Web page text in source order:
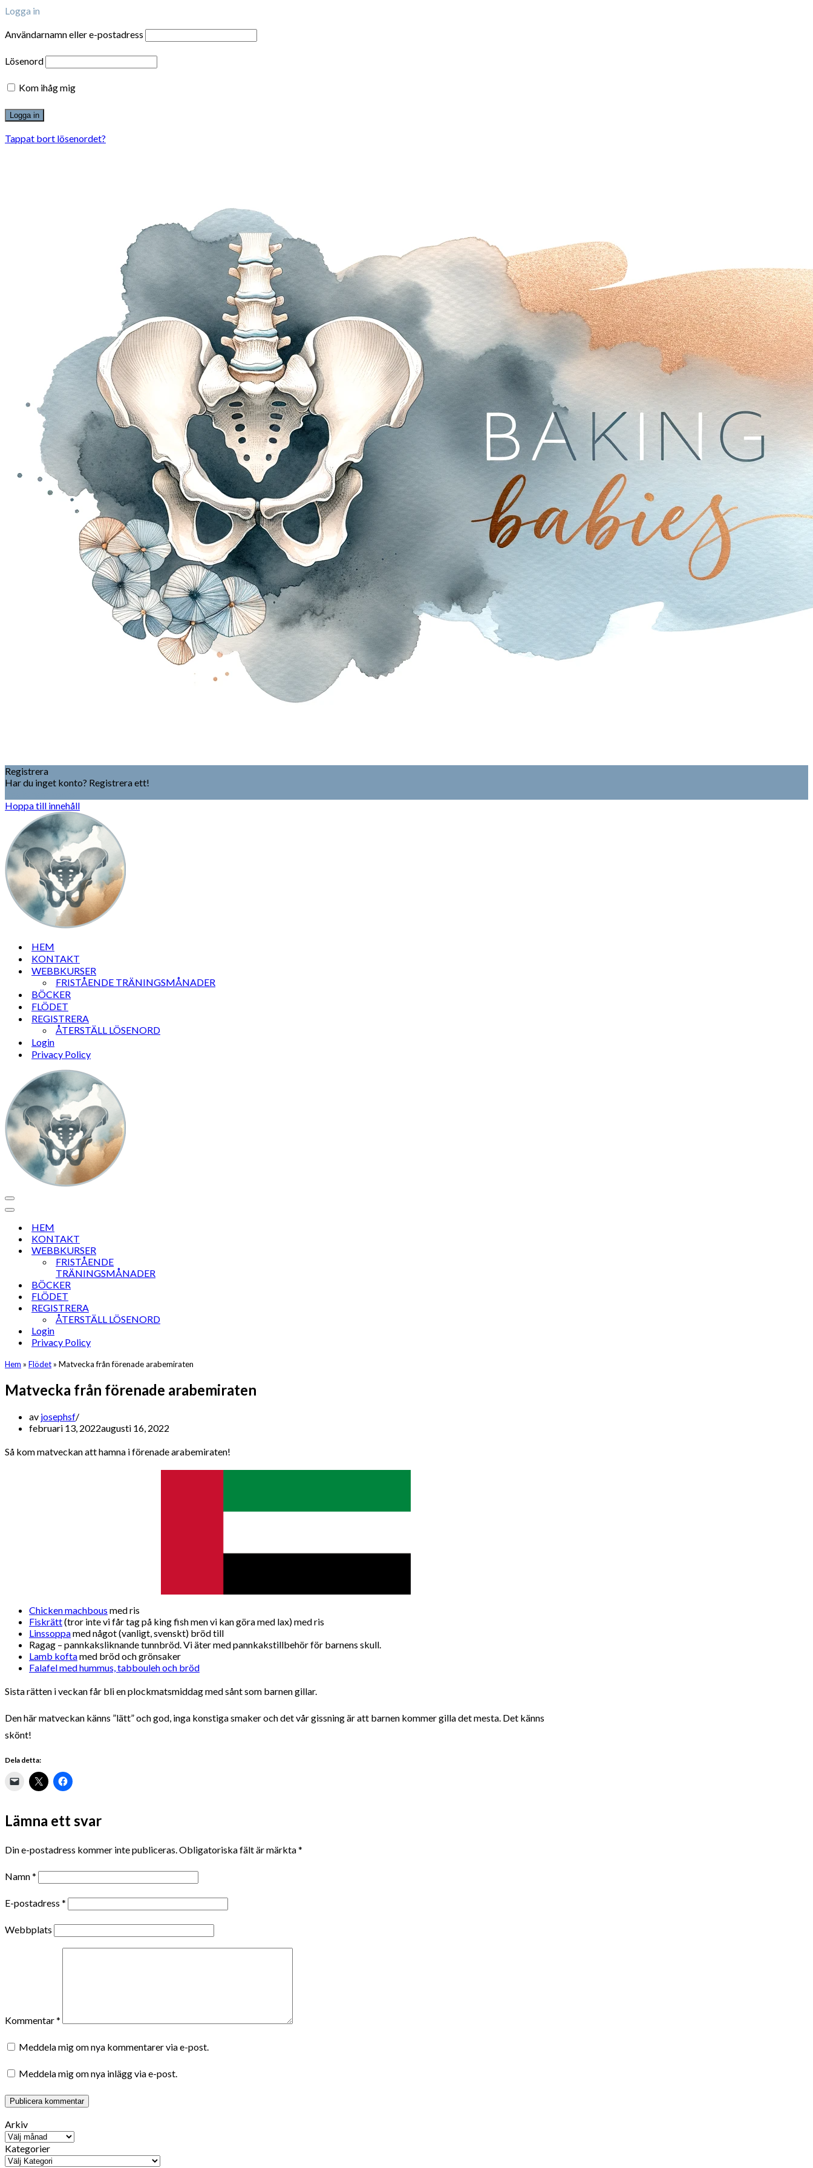
Logga in
Användarnamn eller e-postadress
Lösenord
Kom ihåg mig
Tappat bort lösenordet?
Registrera
Har du inget konto? Registrera ett!
Hoppa till innehåll
HEM
KONTAKT
WEBBKURSER
FRISTÅENDE TRÄNINGSMÅNADER
BÖCKER
FLÖDET
REGISTRERA
ÅTERSTÄLL LÖSENORD
Login
Privacy Policy
Navigeringsmeny
Navigeringsmeny
HEM
KONTAKT
WEBBKURSER
FRISTÅENDE
TRÄNINGSMÅNADER
BÖCKER
FLÖDET
REGISTRERA
ÅTERSTÄLL LÖSENORD
Login
Privacy Policy
Hem » Flödet» Matvecka från förenade arabemiraten
Matvecka från förenade arabemiraten
av josephsf
februari 13, 2022augusti 16, 2022
Så kom matveckan att hamna i förenade arabemiraten!
Chicken machbous med ris
Fiskrätt(tror inte vi får tag på king fish men vi kan göra med lax) med ris
Linssoppamed något (vanligt, svenskt) bröd till
Ragag – pannkaksliknande tunnbröd. Vi äter med pannkakstillbehör för barnens skull.
Lamb koftamed bröd och grönsaker
Falafel med hummus, tabbouleh och bröd
Sista rätten i veckan får bli en plockmatsmiddag med sånt som barnen gillar.
Den här matveckan känns ”lätt” och god, inga konstiga smaker och det vår gissning är att barnen kommer gilla det mesta. Det känns
skönt!
Dela detta:
Lämna ett svar
Din e-postadress kommer inte publiceras. Obligatoriska fält är märkta*
Namn*
E-postadress *
Webbplats
Kommentar*
Meddela mig om nya kommentarer via e-post.
Meddela mig om nya inlägg via e-post.
Arkiv
Kategorier